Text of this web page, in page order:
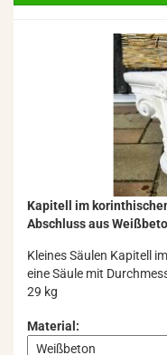
Ka­pi­tell im
Ab­schluss aus
Klei­nes Säu­len Ka­pi­tell
eine Säule mit
29 kg
Material: